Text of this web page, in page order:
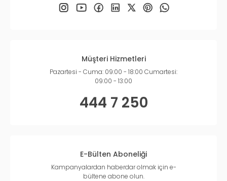
Müşteri Hizmetleri
Pazartesi - Cuma: 09:00 - 18:00 Cumartesi:
09:00 - 13:00
444 7 250
E-Bülten Aboneliği
Kampanyalardan haberdar olmak için e-
bültene abone olun.